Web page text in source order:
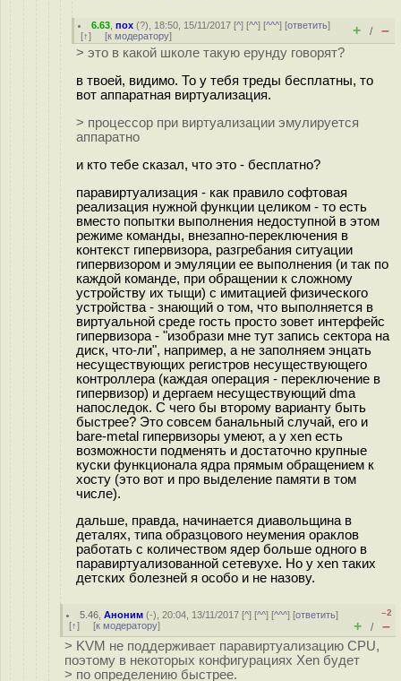
6.63 ,пох (?), 18:50, 15/11/2017 [^] [^^] [^^^] [ответить]
[↑] [к модератору] + / –
> это в какой школе такую ерунду говорят?
в твоей, видимо. То у тебя треды бесплатны, то
вот аппаратная виртуализация.
> процессор при виртуализации эмулируется
аппаратно
и кто тебе сказал, что это - бесплатно?
паравиртуализация - как правило софтовая
реализация нужной функции целиком - то есть
вместо попытки выполнения недоступной в этом
режиме команды, внезапно-переключения в
контекст гипервизора, разгребания ситуации
гипервизором и эмуляции ее выполнения (и так по
каждой команде, при обращении к сложному
устройству их тыщи) с имитацией физического
устройства - знающий о том, что выполняется в
виртуальной среде гость просто зовет интерфейс
гипервизора - "изобрази мне тут запись сектора на
диск, что-ли", например, а не заполняем энцать
несуществующих регистров несуществующего
контроллера (каждая операция - переключение в
гипервизор) и дергаем несуществующий dma
напоследок. С чего бы второму варианту быть
быстрее? Это совсем банальный случай, его и
bare-metal гипервизоры умеют, а у xen есть
возможности подменять и достаточно крупные
куски функционала ядра прямым обращением к
хосту (это вот и про выделение памяти в том
числе).
дальше, правда, начинается диавольщина в
деталях, типа образцового неумения ораклов
работать с количеством ядер больше одного в
паравиртуализованной сетевухе. Но у xen таких
детских болезней я особо и не назову.
5.46 ,Аноним (-), 20:04, 13/11/2017 [^] [^^] [^^^] [ответить]
[↑] [к модератору]
–2
+ / –
> KVM не поддерживает паравиртуализацию CPU,
поэтому в некоторых конфигурациях Xen будет
> по определению быстрее.